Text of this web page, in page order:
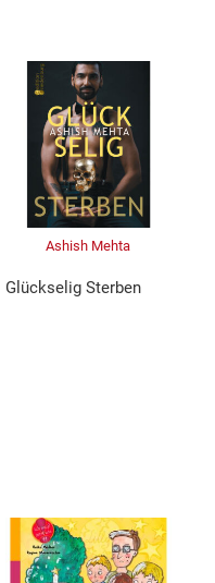
Ashish Mehta
Glückselig Sterben